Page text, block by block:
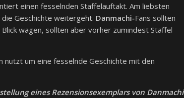
einen fesselnden Staffelauftakt. Am liebsten
Geschichte weitergeht. Danmachi-Fans sollten
wagen, sollten aber vorher zumindest Staffel
nutzt um eine fesselnde Geschichte mit den
eines Rezensionsexemplars von Danmachi